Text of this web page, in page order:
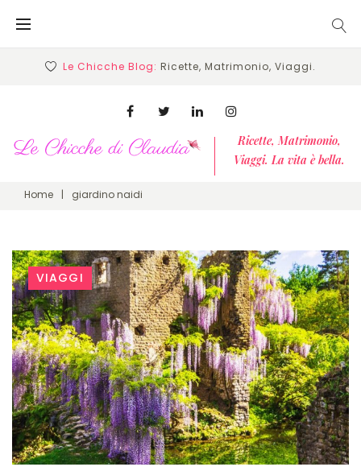
Le Chicche Blog: Ricette, Matrimonio, Viaggi.
Ricette, Matrimonio,
Viaggi. La vita è bella.
Facebook LinkedinInstagram
Home | giardino naidi
Tag:
giardino
naidi
VIAGGI